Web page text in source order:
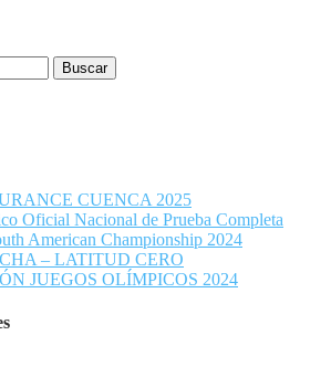
CUENCA 2025
Oficial Nacional de Prueba Completa
American Championship 2024
– LATITUD CERO
JUEGOS OLÍMPICOS 2024